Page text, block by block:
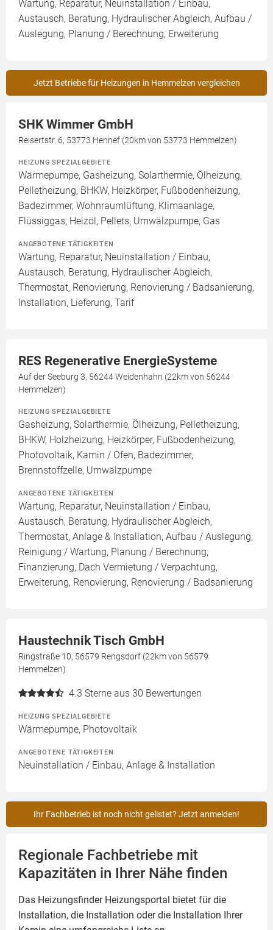
Wartung, Reparatur, Neuinstallation / Einbau,
Austausch, Beratung, Hydraulischer Abgleich, Aufbau /
Auslegung, Planung / Berechnung, Erweiterung
Jetzt Betriebe für Heizungen in Hemmelzen vergleichen
SHK Wimmer GmbH
Reisertstr. 6, 53773 Hennef (20km von 53773 Hemmelzen)
HEIZUNG SPEZIALGEBIETE
Wärmepumpe, Gasheizung, Solarthermie, Ölheizung,
Pelletheizung, BHKW, Heizkörper, Fußbodenheizung,
Badezimmer, Wohnraumlüftung, Klimaanlage,
Flüssiggas, Heizöl, Pellets, Umwälzpumpe, Gas
ANGEBOTENE TÄTIGKEITEN
Wartung, Reparatur, Neuinstallation / Einbau,
Austausch, Beratung, Hydraulischer Abgleich,
Thermostat, Renovierung, Renovierung / Badsanierung,
Installation, Lieferung, Tarif
RES Regenerative EnergieSysteme
Auf der Seeburg 3, 56244 Weidenhahn (22km von 56244
Hemmelzen)
HEIZUNG SPEZIALGEBIETE
Gasheizung, Solarthermie, Ölheizung, Pelletheizung,
BHKW, Holzheizung, Heizkörper, Fußbodenheizung,
Photovoltaik, Kamin / Ofen, Badezimmer,
Brennstoffzelle, Umwälzpumpe
ANGEBOTENE TÄTIGKEITEN
Wartung, Reparatur, Neuinstallation / Einbau,
Austausch, Beratung, Hydraulischer Abgleich,
Thermostat, Anlage & Installation, Aufbau / Auslegung,
Reinigung / Wartung, Planung / Berechnung,
Finanzierung, Dach Vermietung / Verpachtung,
Erweiterung, Renovierung, Renovierung / Badsanierung
Haustechnik Tisch GmbH
Ringstraße 10, 56579 Rengsdorf (22km von 56579
Hemmelzen)
4.3 Sterne aus 30 Bewertungen
HEIZUNG SPEZIALGEBIETE
Wärmepumpe, Photovoltaik
ANGEBOTENE TÄTIGKEITEN
Neuinstallation / Einbau, Anlage & Installation
Ihr Fachbetrieb ist noch nicht gelistet? Jetzt anmelden!
Regionale Fachbetriebe mit
Kapazitäten in Ihrer Nähe finden
Das Heizungsfinder Heizungsportal bietet für die
Installation, die Installation oder die Installation Ihrer